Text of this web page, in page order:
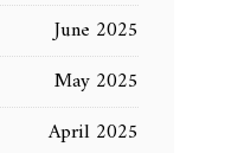
June 2025
May 2025
April 2025